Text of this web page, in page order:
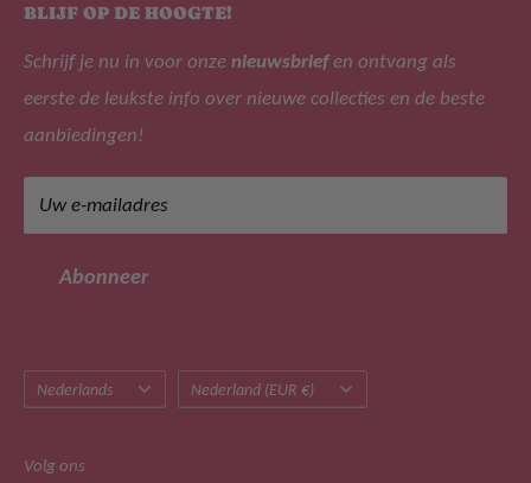
Label, Tygo&Vito, Daily 7 en NoNo!
Adres: Leijsenhoek 47, 4901 ER Oosterhout (geen
bezoekadres)
Tel: +31 (0)162 471266
Mail: klantenservice@merkmeisjeskleding.nl
BTW-nummer: NL822514680B01
Zoek
Veelgestelde vragen
Privacy beleid
Retourbeleid
Algemene voorwaarden
Klachtenregeling
BLIJF OP DE HOOGTE!
Schrijf je nu in voor onzenieuwsbriefen ontvang als
eerste de leukste info over nieuwe collecties en de beste
aanbiedingen!
Uw e-mailadres
Abonneer
Taal
Nederlands Land/regio
Nederland (EUR €)
Volg ons